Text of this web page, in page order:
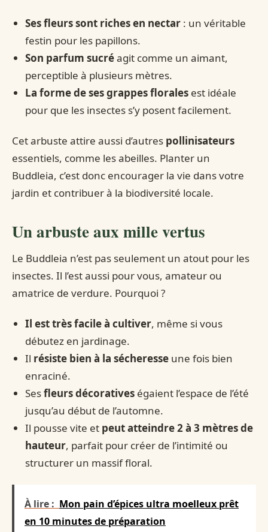
Ses fleurs sont riches en nectar : un véritable
festin pour les papillons.
Son parfum sucréagit comme un aimant,
perceptible à plusieurs mètres.
La forme de ses grappes florales est idéale
pour que les insectes s’y posent facilement.
Cet arbuste attire aussi d’autres pollinisateurs
essentiels, comme les abeilles. Planter un
Buddleia, c’est donc encourager la vie dans votre
jardin et contribuer à la biodiversité locale.
Un arbuste aux mille vertus
Le Buddleia n’est pas seulement un atout pour les
insectes. Il l’est aussi pour vous, amateur ou
amatrice de verdure. Pourquoi ?
Il est très facile à cultiver, même si vous
débutez en jardinage.
Il résiste bien à la sécheresse une fois bien
enraciné.
Sesfleurs décoratives égaient l’espace de l’été
jusqu’au début de l’automne.
Il pousse vite et peut atteindre 2 à 3 mètres de
hauteur, parfait pour créer de l’intimité ou
structurer un massif floral.
À lire : Mon pain d’épices ultra moelleux prêt
en 10 minutes de préparation